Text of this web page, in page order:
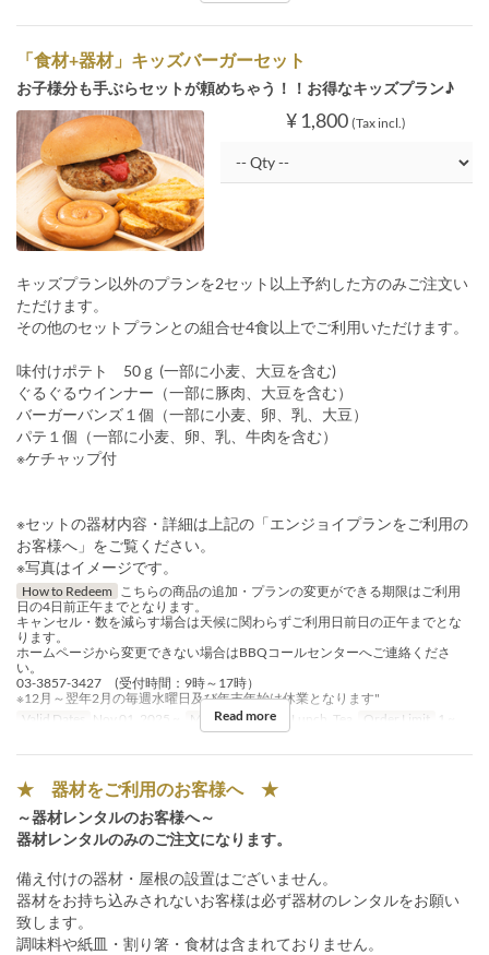
「食材+器材」キッズバーガーセット
お子様分も手ぶらセットが頼めちゃう！！お得なキッズプラン♪
¥ 1,800 (Tax incl.)
キッズプラン以外のプランを2セット以上予約した方のみご注文い
ただけます。
その他のセットプランとの組合せ4食以上でご利用いただけます。
味付けポテト 50ｇ (一部に小麦、大豆を含む)
ぐるぐるウインナー（一部に豚肉、大豆を含む）
バーガーバンズ１個（一部に小麦、卵、乳、大豆）
パテ１個（一部に小麦、卵、乳、牛肉を含む）
※ケチャップ付
※セットの器材内容・詳細は上記の「エンジョイプランをご利用の
お客様へ」をご覧ください。
※写真はイメージです。
How to Redeem こちらの商品の追加・プランの変更ができる期限はご利用
日の4日前正午までとなります。
キャンセル・数を減らす場合は天候に関わらずご利用日前日の正午までとな
ります。
ホームページから変更できない場合はBBQコールセンターへご連絡くださ
い。
03-3857-3427 (受付時間：9時～17時）
※12月～翌年2月の毎週水曜日及び年末年始は休業となります"
Valid Dates
Nov 01, 2025 ~ Meals Breakfast, Lunch, Tea Order Limit 1 ~
Read more
★ 器材をご利用のお客様へ ★
～器材レンタルのお客様へ～
器材レンタルのみのご注文になります。
備え付けの器材・屋根の設置はございません。
器材をお持ち込みされないお客様は必ず器材のレンタルをお願い
致します。
調味料や紙皿・割り箸・食材は含まれておりません。